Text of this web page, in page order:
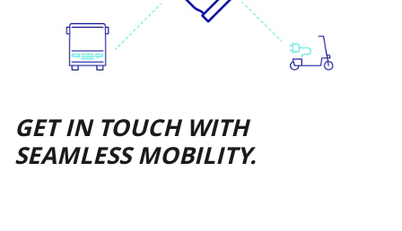
GET IN TOUCH WITH
SEAMLESS MOBILITY.